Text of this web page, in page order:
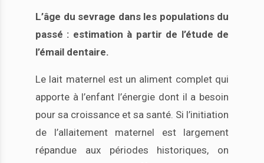
L’âge du sevrage dans les populations du
passé : estimation à partir de l’étude de
l’émail dentaire.
Le lait maternel est un aliment complet qui
apporte à l’enfant l’énergie dont il a besoin
pour sa croissance et sa santé. Si l’initiation
de l’allaitement maternel est largement
répandue aux périodes historiques, on